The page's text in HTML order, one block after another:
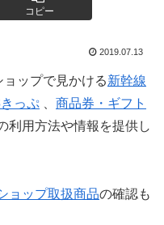
コピー
2019.07.13
ョップで見かける新幹線
っぷ
商品券・ギフト
利用方法や情報を提供し
ョップ取扱商品の確認も